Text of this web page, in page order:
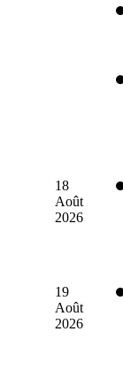
18
Août
2026
19
Août
2026